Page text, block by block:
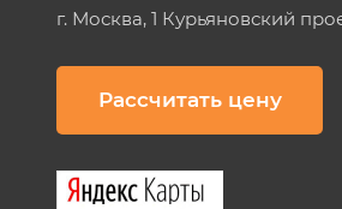
г. Москва, 1 Курьяновский
Рассчитать цену